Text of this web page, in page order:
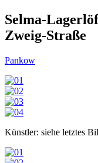
Selma-
Zweig-Straße
Pankow
Künstler: siehe letztes